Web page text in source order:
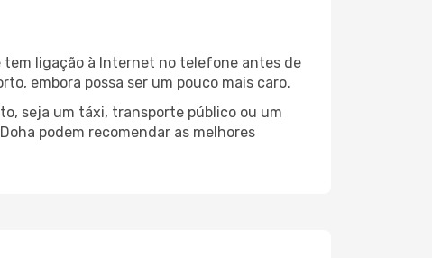
tem ligação à Internet no telefone antes de
embora possa ser um pouco mais caro.
seja um táxi, transporte público ou um
podem recomendar as melhores